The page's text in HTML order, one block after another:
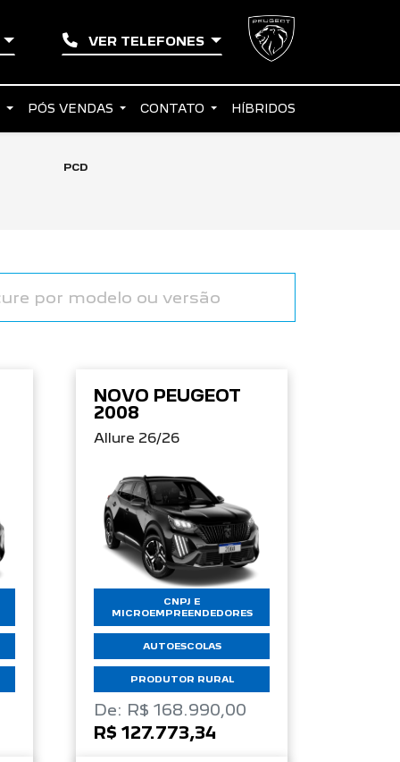
VER TELEFONES
PÓS VENDAS CONTATO HÍBRIDOS
PCD
NOVO PEUGEOT
2008
Allure 26/26
CNPJ E
MICROEMPREENDEDORES
AUTOESCOLAS
PRODUTOR RURAL
De: R$ 168.990,00
R$ 127.773,34